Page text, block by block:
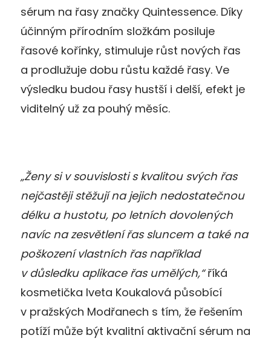
sérum na řasy značky Quintessence. Díky
účinným přírodním složkám posiluje
řasové kořínky, stimuluje růst nových řas
a prodlužuje dobu růstu každé řasy. Ve
výsledku budou řasy hustší i delší, efekt je
viditelný už za pouhý měsíc.
„Ženy si v souvislosti s kvalitou svých řas
nejčastěji stěžují na jejich nedostatečnou
délku a hustotu, po letních dovolených
navíc na zesvětlení řas sluncem a také na
poškození vlastních řas například
v důsledku aplikace řas umělých,“říká
kosmetička Iveta Koukalová působící
v pražských Modřanech s tím, že řešením
potíží může být kvalitní aktivační sérum na